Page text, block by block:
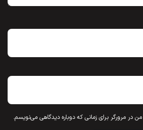
در مرورگر برای زمانی که دوباره دیدگاهی می‌نویسم.